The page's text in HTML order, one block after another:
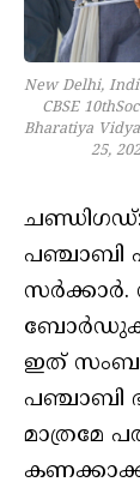
New Delhi,
CBSE
Bharatiya
25,
പഞ്ചാബി
സര്‍ക്കാര്‍.
ഇത്
പഞ്ചാബി
മാത്രമേ